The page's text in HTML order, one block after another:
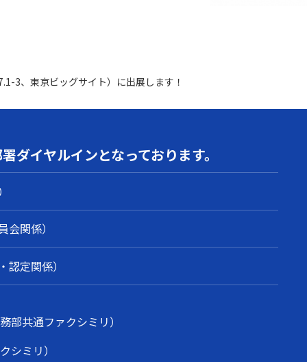
3、東京ビッグサイト）に出展します！
ダイヤルインとなっております。
会関係）
認定関係）
部共通ファクシミリ）
シミリ）